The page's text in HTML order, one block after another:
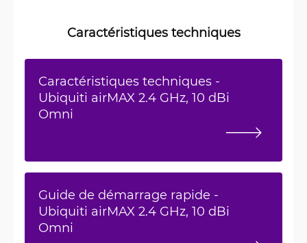
Caractéristiques techniques
Caractéristiques techniques -
Ubiquiti airMAX 2.4 GHz, 10 dBi
Omni
Guide de démarrage rapide -
Ubiquiti airMAX 2.4 GHz, 10 dBi
Omni